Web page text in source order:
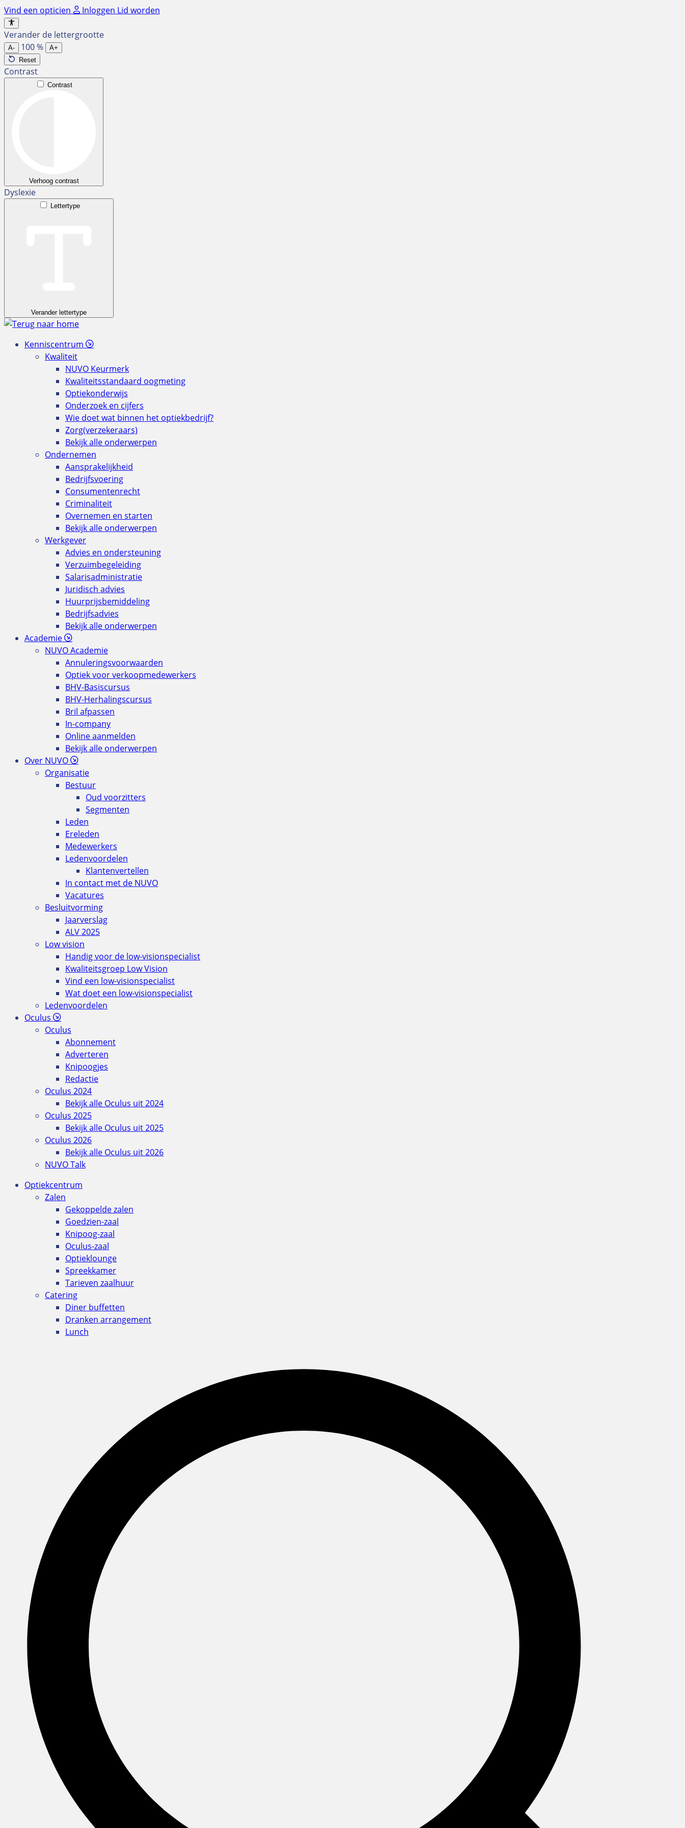
Ga
naar
de
inhoud
Vind een opticien Inloggen Lid worden
Verander de lettergrootte
A- 100%
A+
Reset
Contrast
Contrast
Verhoog contrast
Dyslexie
Lettertype
Verander lettertype
Kenniscentrum
Kwaliteit
NUVO Keurmerk
Kwaliteitsstandaard oogmeting
Optiekonderwijs
Onderzoek en cijfers
Wie doet wat binnen het optiekbedrijf?
Zorg(verzekeraars)
Bekijk alle onderwerpen
Ondernemen
Aansprakelijkheid
Bedrijfsvoering
Consumentenrecht
Criminaliteit
Overnemen en starten
Bekijk alle onderwerpen
Werkgever
Advies en ondersteuning
Verzuimbegeleiding
Salarisadministratie
Juridisch advies
Huurprijsbemiddeling
Bedrijfsadvies
Bekijk alle onderwerpen
Academie
NUVO Academie
Annuleringsvoorwaarden
Optiek voor verkoopmedewerkers
BHV-Basiscursus
BHV-Herhalingscursus
Bril afpassen
In-company
Online aanmelden
Bekijk alle onderwerpen
Over NUVO
Organisatie
Bestuur
Oud voorzitters
Segmenten
Leden
Ereleden
Medewerkers
Ledenvoordelen
Klantenvertellen
In contact met de NUVO
Vacatures
Besluitvorming
Jaarverslag
ALV 2025
Low vision
Handig voor de low-visionspecialist
Kwaliteitsgroep Low Vision
Vind een low-visionspecialist
Wat doet een low-visionspecialist
Ledenvoordelen
Oculus
Oculus
Abonnement
Adverteren
Knipoogjes
Redactie
Oculus 2024
Bekijk alle Oculus uit 2024
Oculus 2025
Bekijk alle Oculus uit 2025
Oculus 2026
Bekijk alle Oculus uit 2026
NUVO Talk
Optiekcentrum
Zalen
Gekoppelde zalen
Goedzien-zaal
Knipoog-zaal
Oculus-zaal
Optieklounge
Spreekkamer
Tarieven zaalhuur
Catering
Diner buffetten
Dranken arrangement
Lunch